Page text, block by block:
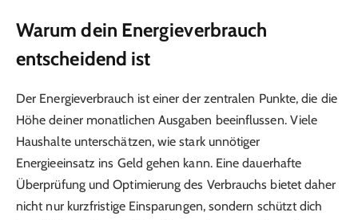
Warum dein Energieverbrauch
entscheidend ist
Der Energieverbrauch ist einer der zentralen Punkte, die die
Höhe deiner monatlichen Ausgaben beeinflussen. Viele
Haushalte unterschätzen, wie stark unnötiger
Energieeinsatz ins Geld gehen kann. Eine dauerhafte
Überprüfung und Optimierung des Verbrauchs bietet daher
nicht nur kurzfristige Einsparungen, sondern schützt dich